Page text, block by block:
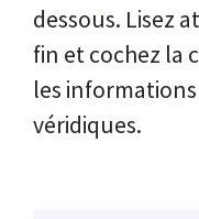
dessous. Lisez
fin et cochez la
les
véridiques.